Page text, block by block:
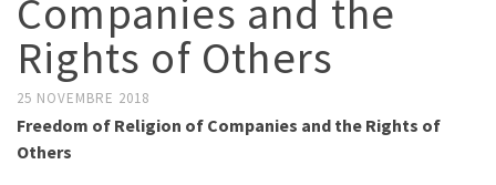
Companies and the
Rights of Others
25 NOVEMBRE 2018
Freedom of Religion of Companies and the Rights of
Others